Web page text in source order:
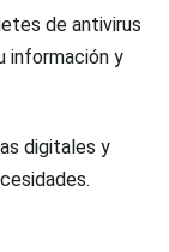
de antivirus
información y
digitales y